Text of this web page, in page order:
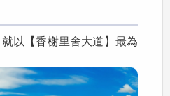
以【香榭里舍大道】最為